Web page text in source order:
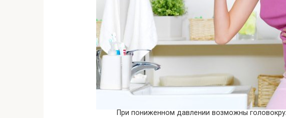
При пониженном давлении возможны